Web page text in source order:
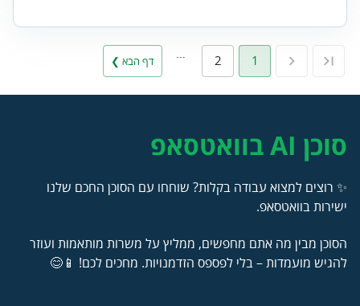
1
2 דף הבא ❯
סוכן AI בוואטסאפ
✨ רוצים למצוא עבודה בקלות? שוחחו עם הסוכן החכם שלנו
ישירות בוואטסאפ.
הסוכן מבין מה אתם מחפשים, ממליץ על משרות מותאמות ועוזר
להגיש מועמדות – בלי לפספס הזדמנויות. מחכים לכם! 📱😊